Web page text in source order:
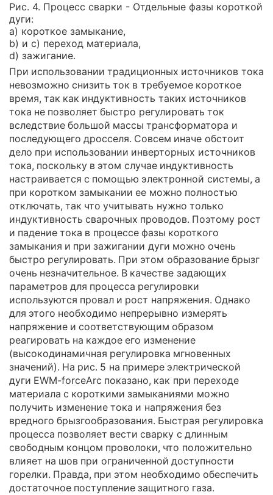
Рис. 4. Процесс сварки - Отдельные фазы короткой
дуги:
a) короткое замыкание,
b) и c) переход материала,
d) зажигание.
При использовании традиционных источников тока
невозможно снизить ток в требуемое короткое
время, так как индуктивность таких источников
тока не позволяет быстро регулировать ток
вследствие большой массы трансформатора и
последующего дросселя. Совсем иначе обстоит
дело при использовании инверторных источников
тока, поскольку в этом случае индуктивность
настраивается с помощью электронной системы, а
при коротком замыкании ее можно полностью
отключать, так что учитывать нужно только
индуктивность сварочных проводов. Поэтому рост
и падение тока в процессе фазы короткого
замыкания и при зажигании дуги можно очень
быстро регулировать. При этом образование брызг
очень незначительное. В качестве задающих
параметров для процесса регулировки
используются провал и рост напряжения. Однако
для этого необходимо непрерывно измерять
напряжение и соответствующим образом
реагировать на каждое его изменение
(высокодинамичная регулировка мгновенных
значений). На рис. 5 на примере электрической
дуги EWM-forceArc показано, как при переходе
материала с короткими замыканиями можно
получить изменение тока и напряжения без
вредного брызгообразования. Быстрая регулировка
процесса позволяет вести сварку с длинным
свободным концом проволоки, что положительно
влияет на шов при ограниченной доступности
горелки. Правда, при этом необходимо обеспечить
достаточное поступление защитного газа.